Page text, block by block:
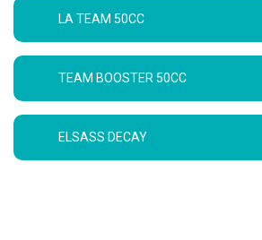
LA TEAM 50CC
TEAM BOOSTER 50CC
ELSASS DECAY